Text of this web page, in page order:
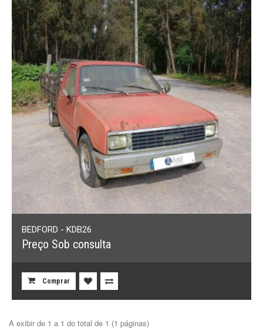
BEDFORD - KDB26
Preço Sob consulta
Comprar
A exibir de 1 a 1 do total de 1 (1 páginas)